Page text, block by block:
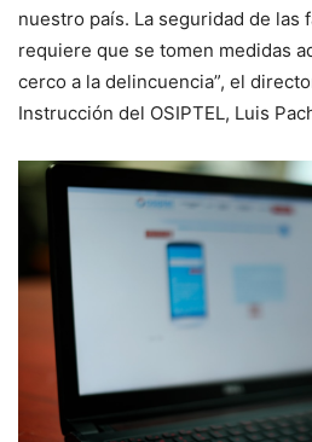
nuestro país. La seguridad de las
requiere que se tomen medidas
cerco a la delincuencia”, el
Instrucción del OSIPTEL, Luis